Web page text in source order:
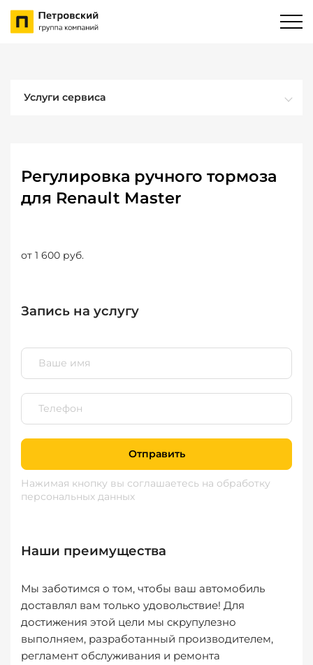
Услуги сервиса
Регулировка ручного тормоза
для Renault Master
от 1 600 руб.
Запись на услугу
Отправить
Нажимая кнопку вы соглашаетесь на обработку
персональных данных
Наши преимущества
Мы заботимся о том, чтобы ваш автомобиль
доставлял вам только удовольствие! Для
достижения этой цели мы скрупулезно
выполняем, разработанный производителем,
регламент обслуживания и ремонта